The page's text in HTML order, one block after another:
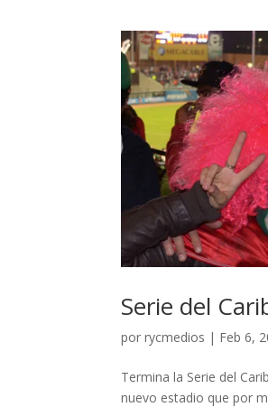
Serie del
porrycmedios | Feb 6,
Termina la Serie del
nuevo estadio que por